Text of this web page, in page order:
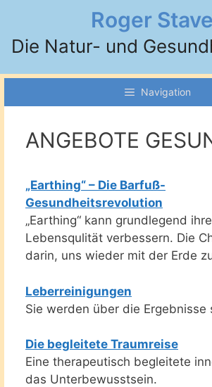
springen
Roger
Die Natur- und
Navigation
ANGEBOTE
„Earthing“ – Die Barfuß-
Gesundheitsrevolution
„Earthing“ kann grundlegend ihre
Lebensqulität verbessern. Die
darin, uns wieder mit der Erde
Leberreinigungen
Sie werden über die Ergebnisse
Die begleitete Traumreise
Eine therapeutisch begleitete
das Unterbewusstsein.